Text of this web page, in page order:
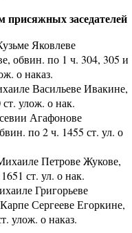
заседателей
Яковлеве
обвин. по 1 ч. 304, 305 и
о наказ.
Васильеве Ивакине,
улож. о нак.
Агафонове
по 2 ч. 1455 ст. ул. о
Петрове Жукове,
ст. ул. о нак.
Григорьеве
Сергееве Егоркине,
улож. о наказ.